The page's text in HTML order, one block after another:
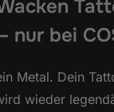
nur bei
Metal. Dein
wieder